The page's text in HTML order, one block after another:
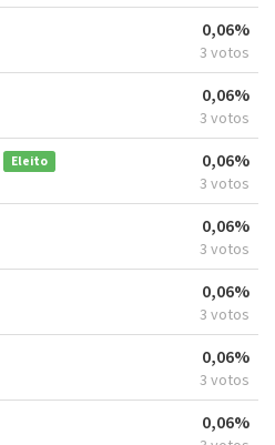
0,06%
3 votos
0,06%
3 votos
Eleito 0,06%
3 votos
0,06%
3 votos
0,06%
3 votos
0,06%
3 votos
0,06%